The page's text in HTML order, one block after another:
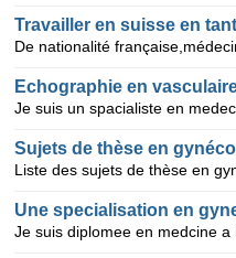
Travailler en suisse en
Echographie en
Sujets de thèse en